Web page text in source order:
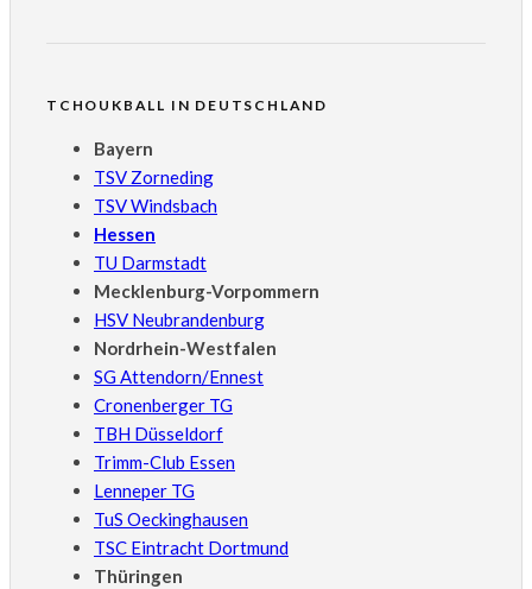
TCHOUKBALL IN DEUTSCHLAND
Bayern
TSV Zorneding
TSV Windsbach
Hessen
TU Darmstadt
Mecklenburg-Vorpommern
HSV Neubrandenburg
Nordrhein-Westfalen
SG Attendorn/Ennest
Cronenberger TG
TBH Düsseldorf
Trimm-Club Essen
Lenneper TG
TuS Oeckinghausen
TSC Eintracht Dortmund
Thüringen